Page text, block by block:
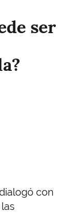
ser
con